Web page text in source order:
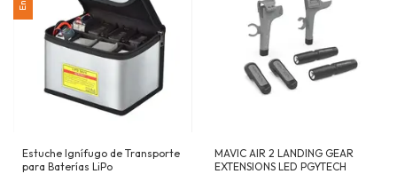
Estuche Ignífugo de Transporte
para Baterías LiPo
MAVIC AIR 2 LANDING GEAR
EXTENSIONS LED PGYTECH